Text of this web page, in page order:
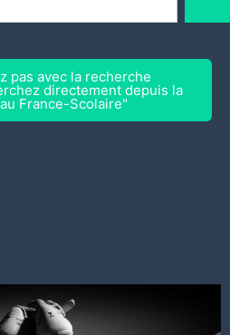
pas avec la recherche
directement depuis la
France-Scolaire"